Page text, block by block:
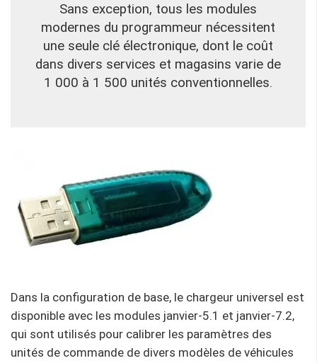
Sans exception, tous les modules
modernes du programmeur nécessitent
une seule clé électronique, dont le coût
dans divers services et magasins varie de
1 000 à 1 500 unités conventionnelles.
Dans la configuration de base, le chargeur universel est
disponible avec les modules janvier-5.1 et janvier-7.2,
qui sont utilisés pour calibrer les paramètres des
unités de commande de divers modèles de véhicules